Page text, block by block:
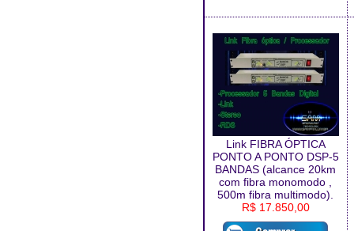
Link FIBRA ÓPTICA
PONTO A PONTO DSP-5
BANDAS (alcance 20km
com fibra monomodo ,
500m fibra multimodo).
R$ 17.850,00